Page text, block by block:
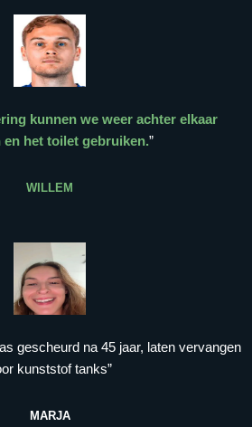
kunnen we weer achter elkaar
en het toilet gebruiken.”
WILLEM
gescheurd na 45 jaar, laten vervangen
kunststof tanks”
MARJA